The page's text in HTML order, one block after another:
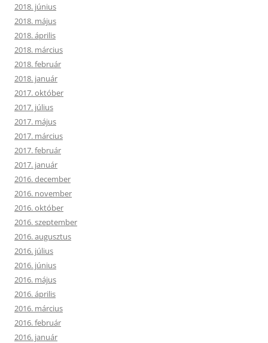
2018. június
2018. május
2018. április
2018. március
2018. február
2018. január
2017. október
2017. július
2017. május
2017. március
2017. február
2017. január
2016. december
2016. november
2016. október
2016. szeptember
2016. augusztus
2016. július
2016. június
2016. május
2016. április
2016. március
2016. február
2016. január